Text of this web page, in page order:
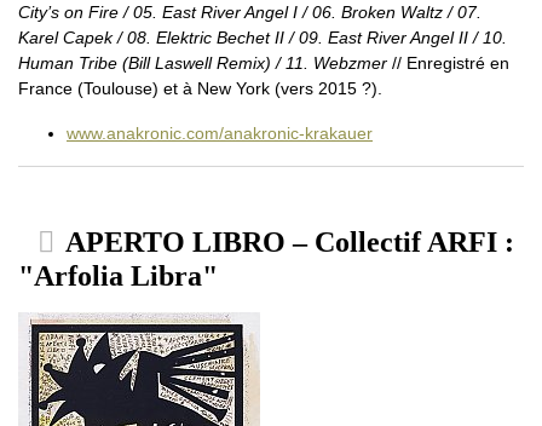
City’s on Fire / 05. East River Angel I / 06. Broken Waltz / 07.
Karel Capek / 08. Elektric Bechet II / 09. East River Angel II / 10.
Human Tribe (Bill Laswell Remix) / 11. Webzmer // Enregistré en
France (Toulouse) et à New York (vers 2015 ?).
www.anakronic.com/anakronic-krakauer
APERTO LIBRO – Collectif ARFI :
"Arfolia Libra"